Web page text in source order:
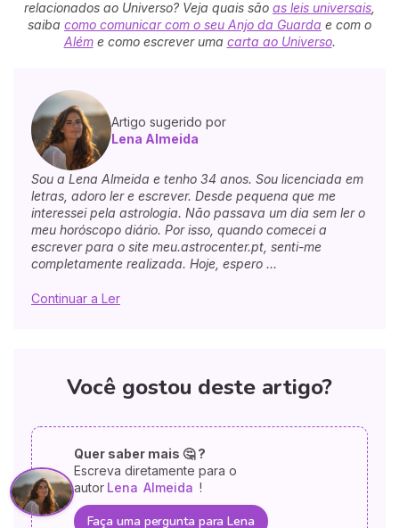
relacionados ao Universo? Veja quais são as leis universais
saiba como comunicar com o seu Anjo da Guarda e com o
Aléme como escrever uma carta ao Universo.
Artigo sugerido por
Lena Almeida
Sou a Lena Almeida e tenho 34 anos. Sou licenciada em
letras, adoro ler e escrever. Desde pequena que me
interessei pela astrologia. Não passava um dia sem ler o
meu horóscopo diário. Por isso, quando comecei a
escrever para o site meu.astrocenter.pt, senti-me
completamente realizada. Hoje, espero ...
Continuar a Ler
Você gostou deste artigo?
Quer saber mais 🤔 ?
Escreva diretamente para o
autor Lena Almeida !
Faça uma pergunta para Lena